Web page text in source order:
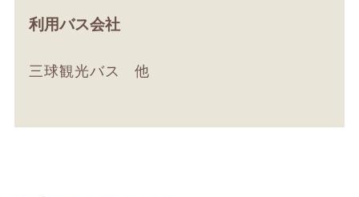
利用バス会社
三球観光バス 他